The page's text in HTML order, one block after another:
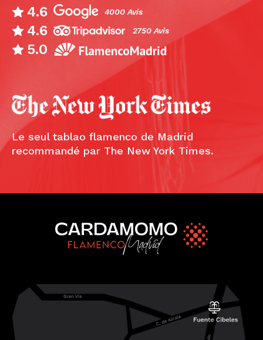
4.6 4000 Avis
4.6 2750 Avis
5.0
Le seul tablao flamenco de Madrid
recommandé par The New York Times.